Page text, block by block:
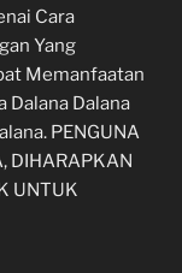
Cara
Yang
Memanfaatan
Dalana Dalana
PENGUNA
DIHARAPKAN
UNTUK